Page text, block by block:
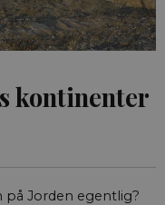
kontinenter
Jorden egentlig?